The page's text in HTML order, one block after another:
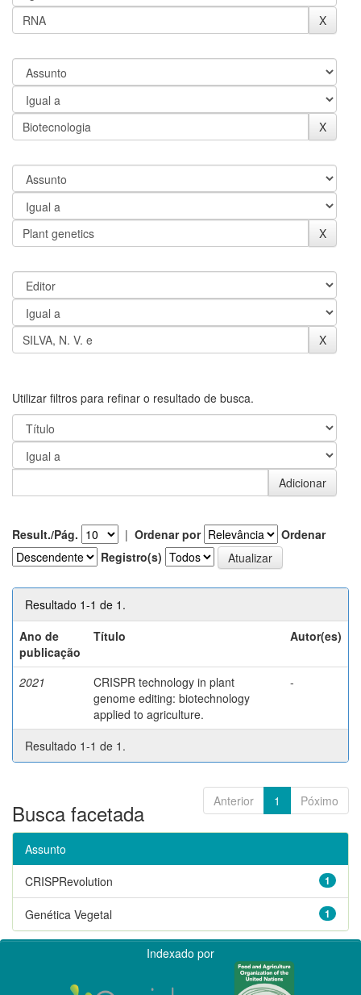
Utilizar filtros para refinar o resultado de busca.
Result./Pág. | Ordenar por
Ordenar
Registro(s)
Resultado 1-1 de 1.
Ano de
publicação
Título Autor(es)
2021
CRISPR technology in plant
genome editing: biotechnology
applied to agriculture.
-
Resultado 1-1 de 1.
Anterior 1 Póximo
Busca facetada
Assunto
1
CRISPRevolution
1
Genética Vegetal
Indexado por